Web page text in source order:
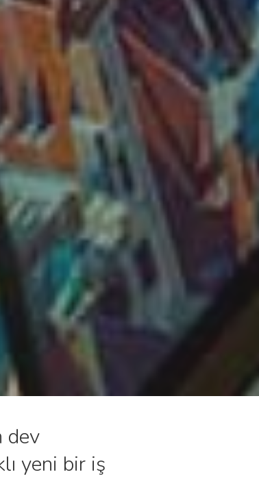
dev
yeni bir iş